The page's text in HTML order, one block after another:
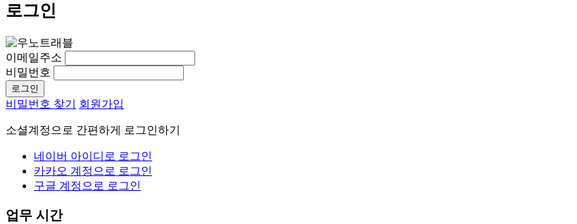
로그인
이메일주소
비밀번호
비밀번호 찾기 회원가입
소셜계정으로 간편하게 로그인하기
네이버 아이디로 로그인
카카오 계정으로 로그인
구글 계정으로 로그인
업무 시간